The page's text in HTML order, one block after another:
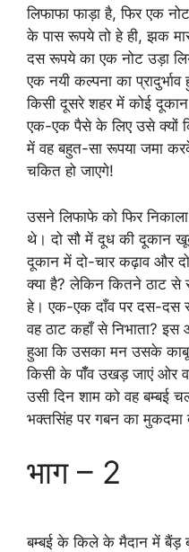
लिफाफा फाड़ा है, फिर एक
के पास रूपये तो हे ही, झक
दस रूपये का एक नोट उड़ा
एक नयी कल्पना का
किसी दूसरे शहर में कोई
एक-एक पैसे के लिए उसे क्यों
में वह बहुत-सा रूपया जमा
चकित हो जाएगे!
उसने लिफाफे को फिर
थे। दो सौ में दूध की दूकान
दूकान में दो-चार कढ़ाव और
क्या है? लेकिन कितने ठाट से
हे। एक-एक दाँव पर दस-दस
वह ठाट कहाँ से निभाता?
हुआ कि उसका मन उसके काबू
किसी के पॉँव उखड़ जाएं ओर
उसी दिन शाम को वह बम्बई
भक्तसिंह पर गबन का मुकदमा
भाग – 2
बम्बई के किले के मैदान में बैंड़